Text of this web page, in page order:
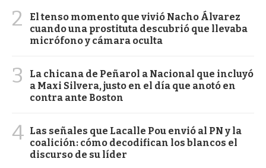
2
El tenso momento que vivió Nacho Álvarez
cuando una prostituta descubrió que llevaba
micrófono y cámara oculta
3
La chicana de Peñarol a Nacional que incluyó
a Maxi Silvera, justo en el día que anotó en
contra ante Boston
4 Las señales que Lacalle Pou envió al PN y la
coalición: cómo decodifican los blancos el
discurso de su líder